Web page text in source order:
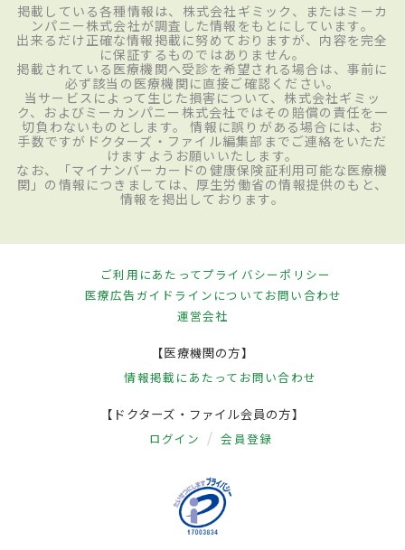
掲載している各種情報は、株式会社ギミック、またはミーカ
ンパニー株式会社が調査した情報をもとにしています。
出来るだけ正確な情報掲載に努めておりますが、内容を完全
に保証するものではありません。
掲載されている医療機関へ受診を希望される場合は、事前に
必ず該当の医療機関に直接ご確認ください。
当サービスによって生じた損害について、株式会社ギミッ
ク、およびミーカンパニー株式会社ではその賠償の責任を一
切負わないものとします。 情報に誤りがある場合には、お
手数ですがドクターズ・ファイル編集部までご連絡をいただ
けますようお願いいたします。
なお、「マイナンバーカードの健康保険証利用可能な医療機
関」の情報につきましては、厚生労働省の情報提供のもと、
情報を掲出しております。
ご利用にあたってプライバシーポリシー
医療広告ガイドラインについてお問い合わせ
運営会社
【医療機関の方】
情報掲載にあたって お問い合わせ
【ドクターズ・ファイル会員の方】
ログイン 会員登録